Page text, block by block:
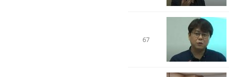
67